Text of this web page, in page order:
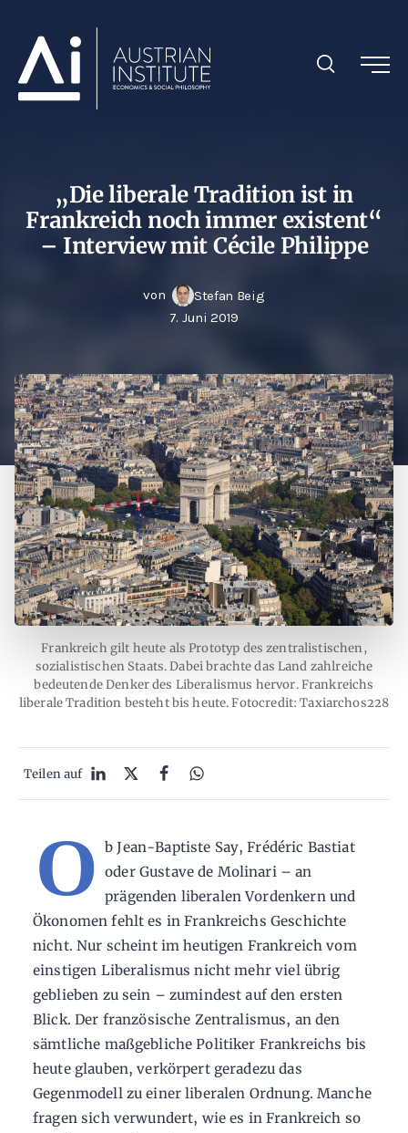
„Die liberale Tradition ist in
Frankreich noch immer existent“
– Interview mit Cécile Philippe
von
Stefan Beig
7. Juni 2019
Frankreich gilt heute als Prototyp des zentralistischen,
sozialistischen Staats. Dabei brachte das Land zahlreiche
bedeutende Denker des Liberalismus hervor. Frankreichs
liberale Tradition besteht bis heute. Fotocredit: Taxiarchos228
Teilen auf
O b Jean-Baptiste Say, Frédéric Bastiat
oder Gustave de Molinari – an
prägenden liberalen Vordenkern und
Ökonomen fehlt es in Frankreichs Geschichte
nicht. Nur scheint im heutigen Frankreich vom
einstigen Liberalismus nicht mehr viel übrig
geblieben zu sein – zumindest auf den ersten
Blick. Der französische Zentralismus, an den
sämtliche maßgebliche Politiker Frankreichs bis
heute glauben, verkörpert geradezu das
Gegenmodell zu einer liberalen Ordnung. Manche
fragen sich verwundert, wie es in Frankreich so